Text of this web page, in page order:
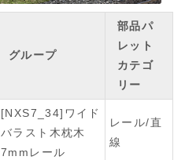
グループ
部品パ
レット
カテゴ
リー
[NXS7_34]ワイド
バラスト木枕木
7mmレール
レール/直
線